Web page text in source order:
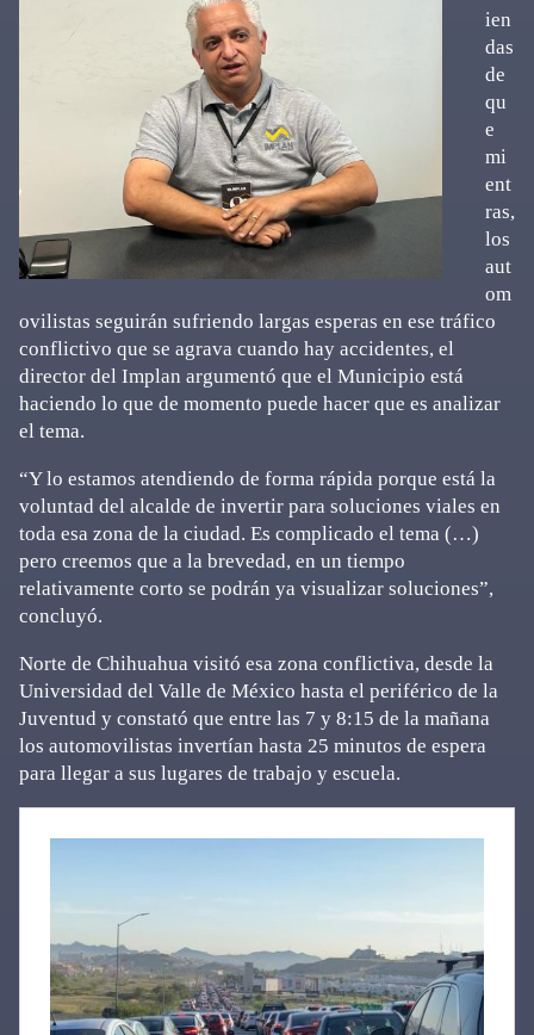
ien
das
de
qu
e
mi
ent
ras,
los
aut
om
ovilistas seguirán sufriendo largas esperas en ese tráfico
conflictivo que se agrava cuando hay accidentes, el
director del Implan argumentó que el Municipio está
haciendo lo que de momento puede hacer que es analizar
el tema.
“Y lo estamos atendiendo de forma rápida porque está la
voluntad del alcalde de invertir para soluciones viales en
toda esa zona de la ciudad. Es complicado el tema (…)
pero creemos que a la brevedad, en un tiempo
relativamente corto se podrán ya visualizar soluciones”,
concluyó.
Norte de Chihuahua visitó esa zona conflictiva, desde la
Universidad del Valle de México hasta el periférico de la
Juventud y constató que entre las 7 y 8:15 de la mañana
los automovilistas invertían hasta 25 minutos de espera
para llegar a sus lugares de trabajo y escuela.